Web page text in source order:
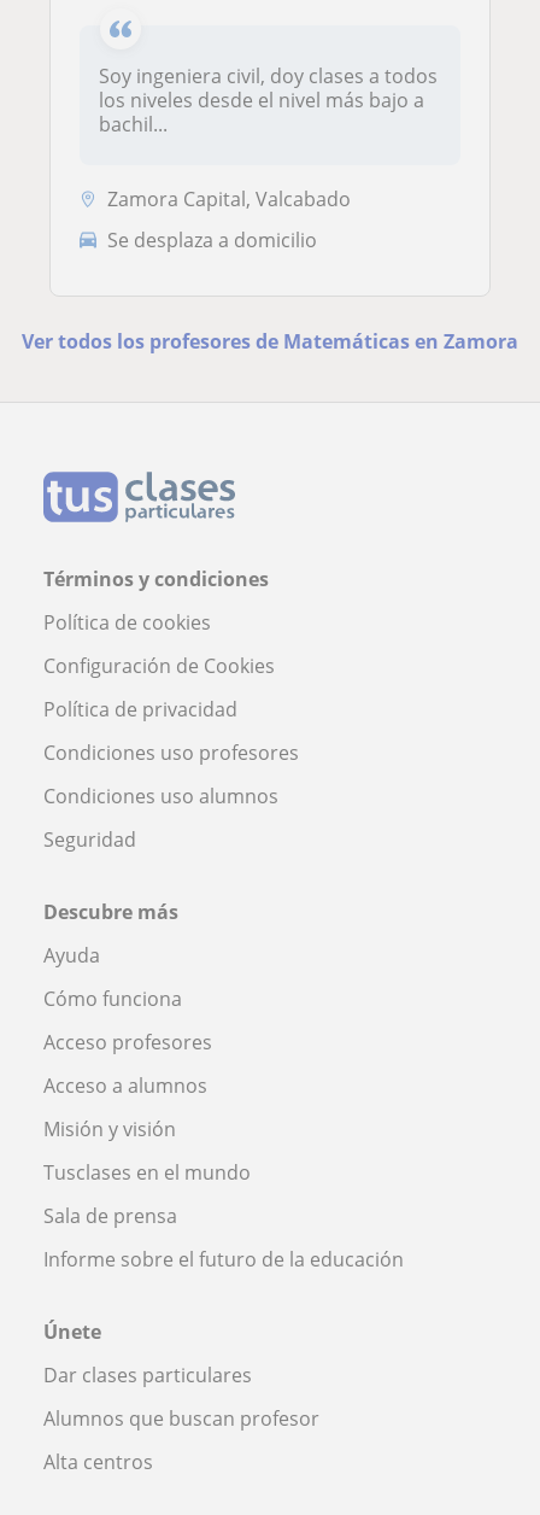
Soy ingeniera civil, doy clases a todos
los niveles desde el nivel más bajo a
bachil...
Zamora Capital, Valcabado
Se desplaza a domicilio
Ver todos los profesores de Matemáticas en Zamora
Términos y condiciones
Política de cookies
Configuración de Cookies
Política de privacidad
Condiciones uso profesores
Condiciones uso alumnos
Seguridad
Descubre más
Ayuda
Cómo funciona
Acceso profesores
Acceso a alumnos
Misión y visión
Tusclases en el mundo
Sala de prensa
Informe sobre el futuro de la educación
Únete
Dar clases particulares
Alumnos que buscan profesor
Alta centros